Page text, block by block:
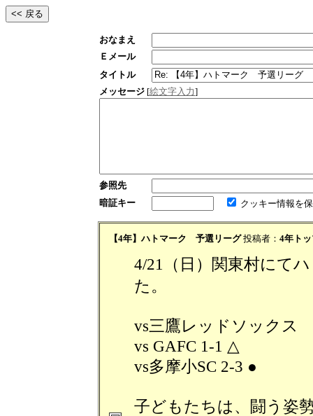
おなまえ
Ｅメール
タイトル
メッセージ [絵文字入力]
参照先
暗証キー
クッキー情報を
【4年】ハトマーク 予選リーグ投稿者： 4年ト
4/21（日）関東村にて
た。
vs三鷹レッドソックス
vs GAFC 1-1 △
vs多摩小SC 2-3 ●
子どもたちは、闘う姿